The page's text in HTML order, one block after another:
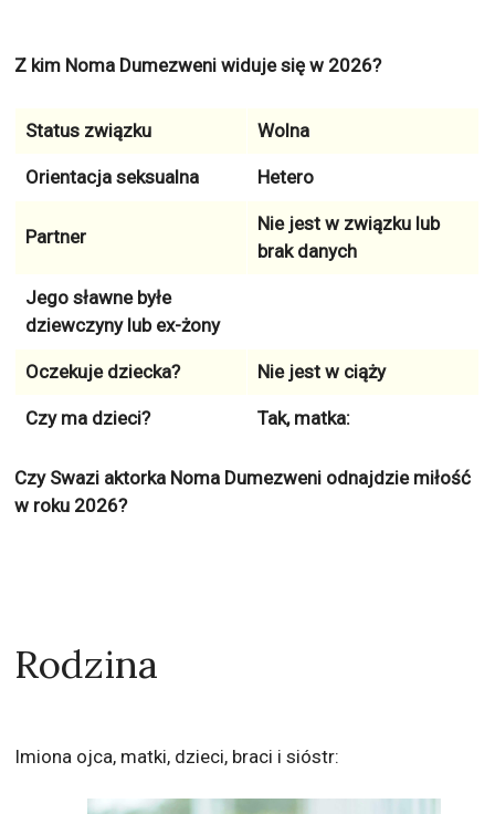
Z kim Noma Dumezweni widuje się w 2026?
Status związku Wolna
Orientacja seksualna Hetero
Partner
Nie jest w związku lub
brak danych
Jego sławne byłe
dziewczyny lub ex-żony
Oczekuje dziecka? Nie jest w ciąży
Czy ma dzieci? Tak, matka:
Czy Swazi aktorka Noma Dumezweni odnajdzie miłość
w roku 2026?
Rodzina
Imiona ojca, matki, dzieci, braci i sióstr: